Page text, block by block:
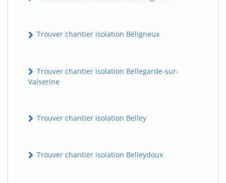
Trouver chantier isolation Béligneux
Trouver chantier isolation Bellegarde-sur-
Valserine
Trouver chantier isolation Belley
Trouver chantier isolation Belleydoux